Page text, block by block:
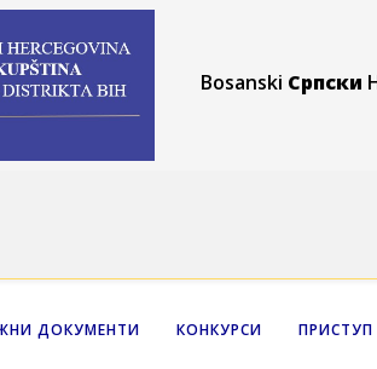
Bosanski Српски
ДОКУМЕНТИ КОНКУРСИ